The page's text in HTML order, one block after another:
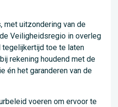
met uitzondering van de
Veiligheidsregio in overleg
tegelijkertijd toe te laten
rekening houdend met de
én het garanderen van de
voeren om ervoor te